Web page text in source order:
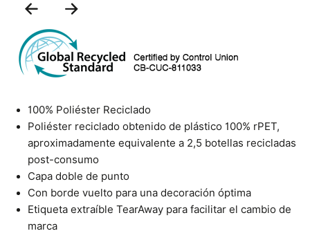
Previous
Slide
100% Poliéster Reciclado
Poliéster reciclado obtenido de plástico 100% rPET,
aproximadamente equivalente a 2,5 botellas recicladas
post-consumo
Capa doble de punto
Con borde vuelto para una decoración óptima
Etiqueta extraíble TearAway para facilitar el cambio de
marca